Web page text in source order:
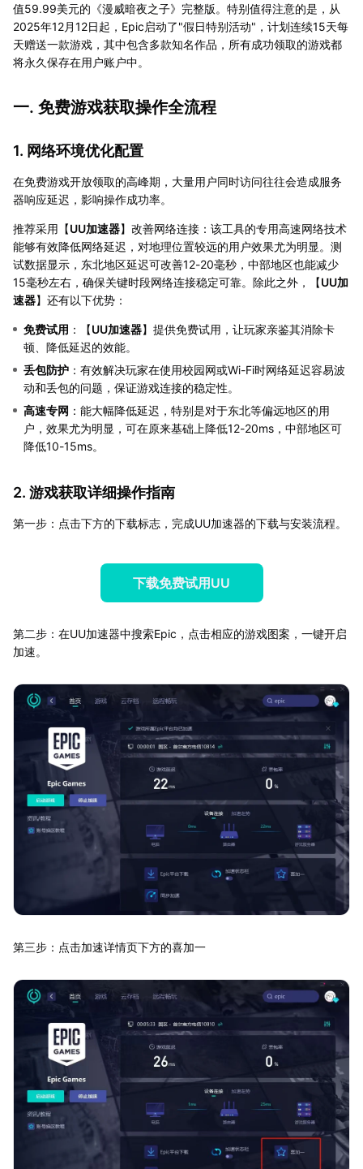
值59.99美元的《漫威暗夜之子》完整版。特别值得注意的是，从
2025年12月12日起，Epic启动了"假日特别活动"，计划连续15天每
天赠送一款游戏，其中包含多款知名作品，所有成功领取的游戏都
将永久保存在用户账户中。
一. 免费游戏获取操作全流程
1. 网络环境优化配置
在免费游戏开放领取的高峰期，大量用户同时访问往往会造成服务
器响应延迟，影响操作成功率。
推荐采用【UU加速器】改善网络连接：该工具的专用高速网络技术
能够有效降低网络延迟，对地理位置较远的用户效果尤为明显。测
试数据显示，东北地区延迟可改善12-20毫秒，中部地区也能减少
15毫秒左右，确保关键时段网络连接稳定可靠。除此之外，【UU加
速器】还有以下优势：
免费试用 ：【UU加速器】提供免费试用，让玩家亲鉴其消除卡
顿、降低延迟的效能。
丢包防护 ：有效解决玩家在使用校园网或Wi-Fi时网络延迟容易波
动和丢包的问题，保证游戏连接的稳定性。
高速专网 ：能大幅降低延迟，特别是对于东北等偏远地区的用
户，效果尤为明显，可在原来基础上降低12-20ms，中部地区可
降低10-15ms。
2. 游戏获取详细操作指南
第一步：点击下方的下载标志，完成UU加速器的下载与安装流程。
下载免费试用UU
第二步：在UU加速器中搜索Epic，点击相应的游戏图案，一键开启
加速。
第三步：点击加速详情页下方的喜加一